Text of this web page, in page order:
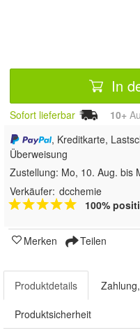
In
Sofort lieferbar 10+
, Kreditkarte,
Überweisung
Zustellung: Mo, 10. Aug. bis
Verkäufer: dcchemie
100%
Merken Teilen
Produktdetails
Produktsicherheit